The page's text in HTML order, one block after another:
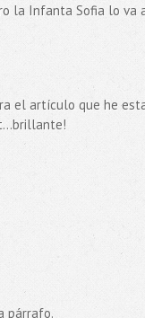
la Infanta Sofia lo va
el artículo que he
párrafo.